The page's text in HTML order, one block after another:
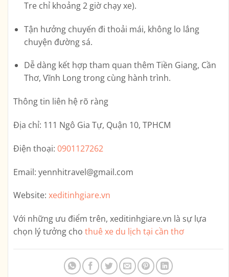
Tre chỉ khoảng 2 giờ chạy xe).
Tận hưởng chuyến đi thoải mái, không lo lắng
chuyện đường sá.
Dễ dàng kết hợp tham quan thêm Tiền Giang, Cần
Thơ, Vĩnh Long trong cùng hành trình.
Thông tin liên hệ rõ ràng
Địa chỉ: 111 Ngô Gia Tự, Quận 10, TPHCM
Điện thoại: 0901127262
Email: yennhitravel@gmail.com
Website: xeditinhgiare.vn
Với những ưu điểm trên, xeditinhgiare.vn là sự lựa
chọn lý tưởng cho thuê xe du lịch tại cần thơ